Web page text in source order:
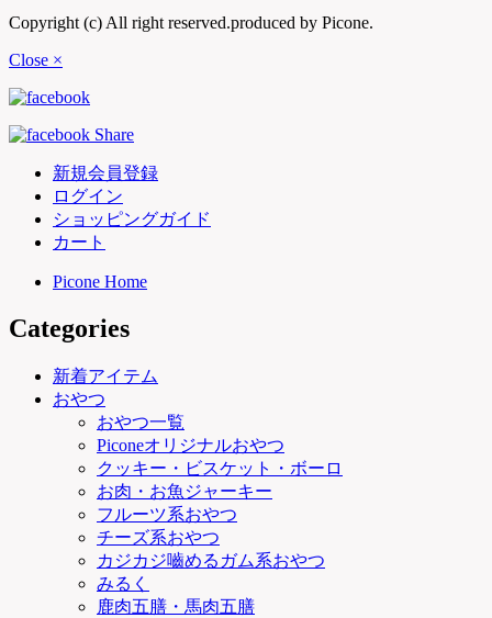
Copyright (c) All right reserved.produced by Picone.
Close ×
新規会員登録
ログイン
ショッピングガイド
カート
Picone Home
Categories
新着アイテム
おやつ
おやつ一覧
Piconeオリジナルおやつ
クッキー・ビスケット・ボーロ
お肉・お魚ジャーキー
フルーツ系おやつ
チーズ系おやつ
カジカジ嚙めるガム系おやつ
みるく
鹿肉五膳・馬肉五膳